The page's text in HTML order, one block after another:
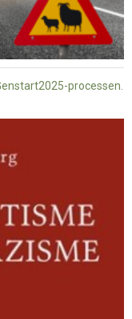
processen.